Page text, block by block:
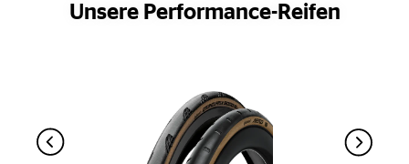
Unsere Performance-Reifen